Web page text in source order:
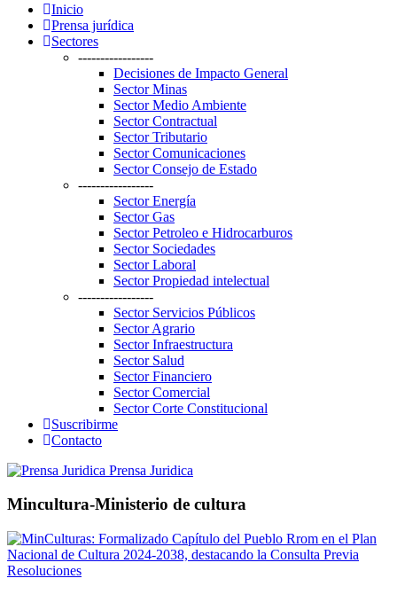
Inicio
Prensa jurídica
Sectores
-----------------
Decisiones de Impacto General
Sector Minas
Sector Medio Ambiente
Sector Contractual
Sector Tributario
Sector Comunicaciones
Sector Consejo de Estado
-----------------
Sector Energía
Sector Gas
Sector Petroleo e Hidrocarburos
Sector Sociedades
Sector Laboral
Sector Propiedad intelectual
-----------------
Sector Servicios Públicos
Sector Agrario
Sector Infraestructura
Sector Salud
Sector Financiero
Sector Comercial
Sector Corte Constitucional
Suscribirme
Contacto
Prensa Juridica
Mincultura-Ministerio de cultura
Resoluciones